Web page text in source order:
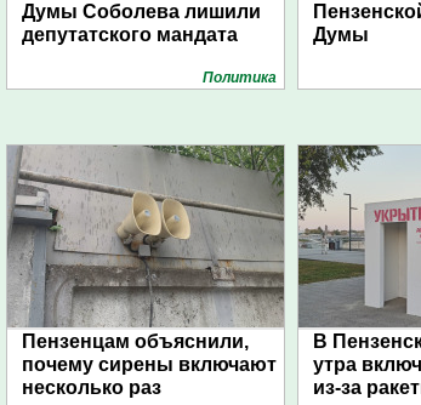
Думы Соболева лишили
депутатского мандата
Политика
Думы
Пензенцам объяснили,
почему сирены включают
несколько раз
В
утра
из-за